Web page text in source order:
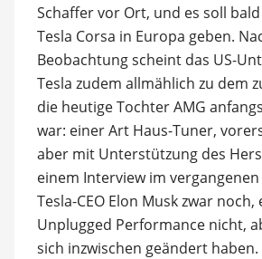
Schaffer vor Ort, und es soll
Tesla Corsa in Europa geben.
Beobachtung scheint das US-
Tesla zudem allmählich zu dem
die heutige Tochter AMG
war: einer Art Haus-Tuner,
aber mit Unterstützung des
einem Interview im
Tesla-CEO Elon Musk zwar noch,
Unplugged Performance nicht,
sich inzwischen geändert haben.